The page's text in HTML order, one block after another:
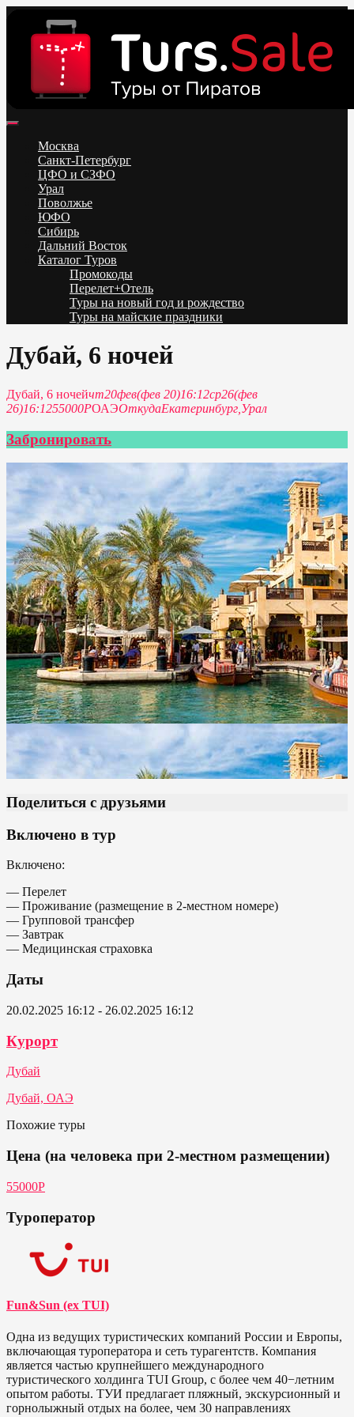
content
Низкие цены на путевки 3-7-10 ночей все включено, отдых на
море. Распродажа экскурсионных и горнолыжных туров.
Обновление каждый день. Официальный сайт Тур Сейл
Москва
Санкт-Петербург
ЦФО и СЗФО
Урал
Поволжье
ЮФО
Сибирь
Дальний Восток
Каталог Туров
Промокоды
Перелет+Отель
Туры на новый год и рождество
Туры на майские праздники
Telegram
Дубай, 6 ночей
Дубай, 6 ночейчт20фев(фев 20)16:12ср26(фев
26)16:1255000РОАЭОткудаЕкатеринбург, Урал
Забронировать
Поделиться с друзьями
Включено в тур
Включено:
— Перелет
— Проживание (размещение в 2-местном номере)
— Групповой трансфер
— Завтрак
— Медицинская страховка
Даты
20.02.2025 16:12 - 26.02.2025 16:12
Курорт
Дубай
Дубай, ОАЭ
Похожие туры
Цена (на человека при 2-местном размещении)
55000Р
Туроператор
Fun&Sun (ex TUI)
Одна из ведущих туристических компаний России и Европы,
включающая туроператора и сеть турагентств. Компания
является частью крупнейшего международного
туристического холдинга TUI Group, с более чем 40−летним
опытом работы. ТУИ предлагает пляжный, экскурсионный и
горнолыжный отдых на более, чем 30 направлениях